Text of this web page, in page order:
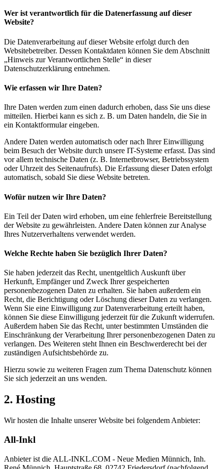
Wer ist verantwortlich für die Datenerfassung auf dieser
Website?
Die Datenverarbeitung auf dieser Website erfolgt durch den
Websitebetreiber. Dessen Kontaktdaten können Sie dem Abschnitt
„Hinweis zur Verantwortlichen Stelle“ in dieser
Datenschutzerklärung entnehmen.
Wie erfassen wir Ihre Daten?
Ihre Daten werden zum einen dadurch erhoben, dass Sie uns diese
mitteilen. Hierbei kann es sich z. B. um Daten handeln, die Sie in
ein Kontaktformular eingeben.
Andere Daten werden automatisch oder nach Ihrer Einwilligung
beim Besuch der Website durch unsere IT-Systeme erfasst. Das sind
vor allem technische Daten (z. B. Internetbrowser, Betriebssystem
oder Uhrzeit des Seitenaufrufs). Die Erfassung dieser Daten erfolgt
automatisch, sobald Sie diese Website betreten.
Wofür nutzen wir Ihre Daten?
Ein Teil der Daten wird erhoben, um eine fehlerfreie Bereitstellung
der Website zu gewährleisten. Andere Daten können zur Analyse
Ihres Nutzerverhaltens verwendet werden.
Welche Rechte haben Sie bezüglich Ihrer Daten?
Sie haben jederzeit das Recht, unentgeltlich Auskunft über
Herkunft, Empfänger und Zweck Ihrer gespeicherten
personenbezogenen Daten zu erhalten. Sie haben außerdem ein
Recht, die Berichtigung oder Löschung dieser Daten zu verlangen.
Wenn Sie eine Einwilligung zur Datenverarbeitung erteilt haben,
können Sie diese Einwilligung jederzeit für die Zukunft widerrufen.
Außerdem haben Sie das Recht, unter bestimmten Umständen die
Einschränkung der Verarbeitung Ihrer personenbezogenen Daten zu
verlangen. Des Weiteren steht Ihnen ein Beschwerderecht bei der
zuständigen Aufsichtsbehörde zu.
Hierzu sowie zu weiteren Fragen zum Thema Datenschutz können
Sie sich jederzeit an uns wenden.
2. Hosting
Wir hosten die Inhalte unserer Website bei folgendem Anbieter:
All-Inkl
Anbieter ist die ALL-INKL.COM - Neue Medien Münnich, Inh.